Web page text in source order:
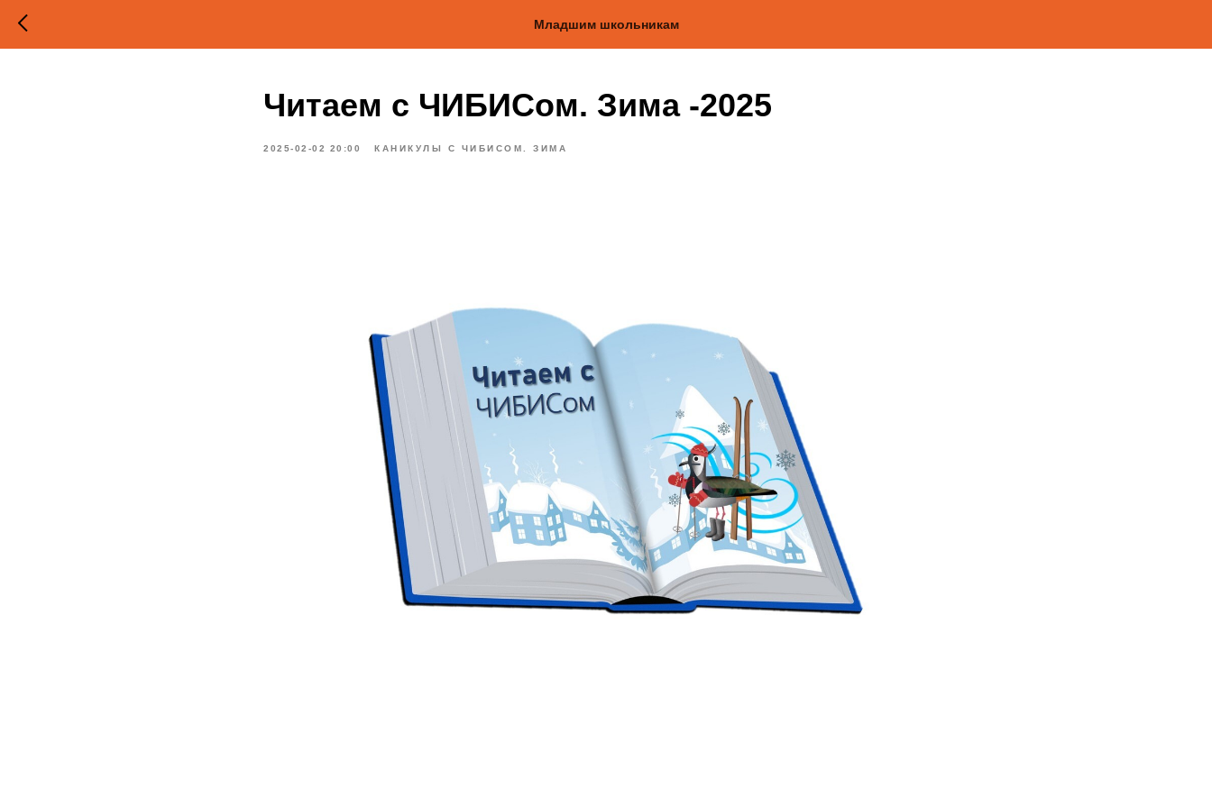
Младшим школьникам
Читаем с ЧИБИСом. Зима -2025
2025-02-02 20:00 КАНИКУЛЫ С ЧИБИСОМ. ЗИМА